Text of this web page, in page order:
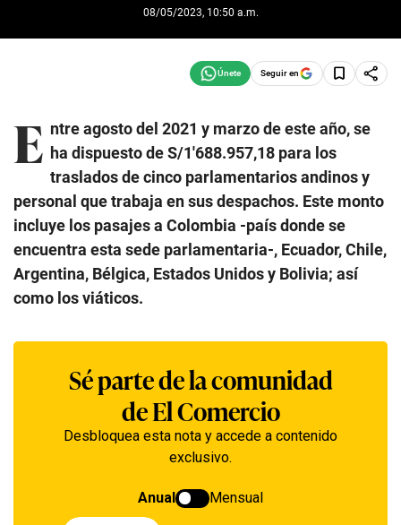
08/05/2023, 10:50 a.m.
Seguir en
E ntre agosto del 2021 y marzo de este año, se
ha dispuesto de S/1′688.957,18 para los
traslados de cinco parlamentarios andinos y
personal que trabaja en sus despachos. Este monto
incluye los pasajes a Colombia -país donde se
encuentra esta sede parlamentaria-, Ecuador, Chile,
Argentina, Bélgica, Estados Unidos y Bolivia; así
como los viáticos.